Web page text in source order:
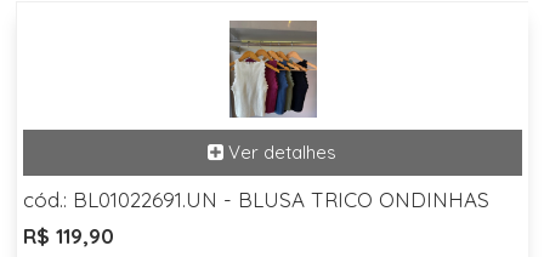
cód.: BL01022691.UN - BLUSA TRICO ONDINHAS
R$ 119,90